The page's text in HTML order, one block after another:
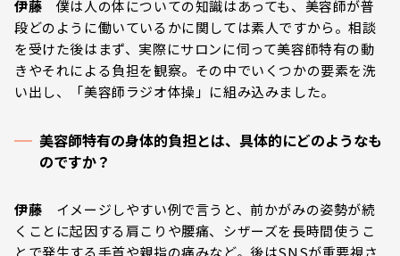
伊藤 僕は人の体についての知識はあっても、美容師が普
段どのように働いているかに関しては素人ですから。相談
を受けた後はまず、実際にサロンに伺って美容師特有の動
きやそれによる負担を観察。その中でいくつかの要素を洗
い出し、「美容師ラジオ体操」に組み込みました。
美容師特有の身体的負担とは、具体的にどのようなも
のですか？
伊藤 イメージしやすい例で言うと、前かがみの姿勢が続
くことに起因する肩こりや腰痛、シザーズを長時間使うこ
とで発生する手首や親指の痛みなど。後はSNSが重要視さ